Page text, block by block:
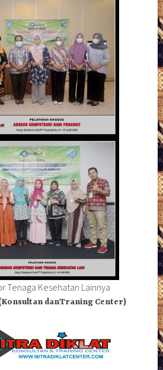
Tenaga Kesehatan Lainnya
danTraning Center)